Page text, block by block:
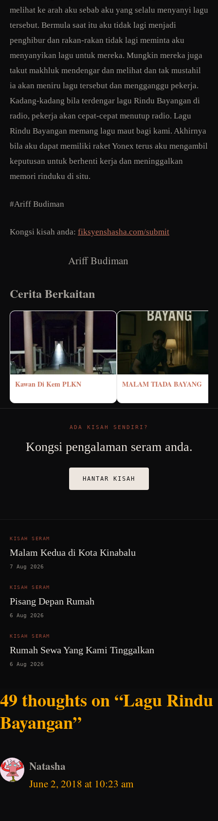
melihat ke arah aku sebab aku yang selalu menyanyi lagu
tersebut. Bermula saat itu aku tidak lagi menjadi
penghibur dan rakan-rakan tidak lagi meminta aku
menyanyikan lagu untuk mereka. Mungkin mereka juga
takut makhluk mendengar dan melihat dan tak mustahil
ia akan meniru lagu tersebut dan mengganggu pekerja.
Kadang-kadang bila terdengar lagu Rindu Bayangan di
radio, pekerja akan cepat-cepat menutup radio. Lagu
Rindu Bayangan memang lagu maut bagi kami. Akhirnya
bila aku dapat memiliki raket Yonex terus aku mengambil
keputusan untuk berhenti kerja dan meninggalkan
memori rinduku di situ.
#Ariff Budiman
Kongsi kisah anda: fiksyenshasha.com/submit
Ariff Budiman
Cerita Berkaitan
Kawan Di Kem PLKN MALAM TIADA BAYANG
ADA KISAH SENDIRI?
Kongsi pengalaman seram anda.
HANTAR KISAH
KISAH SERAM
Malam Kedua di Kota Kinabalu
7 Aug 2026
KISAH SERAM
Pisang Depan Rumah
6 Aug 2026
KISAH SERAM
Rumah Sewa Yang Kami Tinggalkan
6 Aug 2026
49 thoughts on “Lagu Rindu
Bayangan”
Natasha
June 2, 2018 at 10:23 am